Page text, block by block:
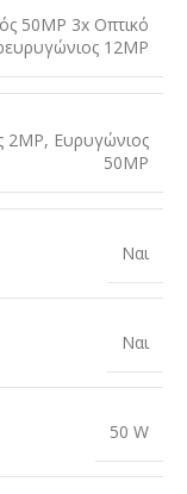
50MP 3x Οπτικό
12MP
2MP, Ευρυγώνιος
50MP
Ναι
Ναι
50 W